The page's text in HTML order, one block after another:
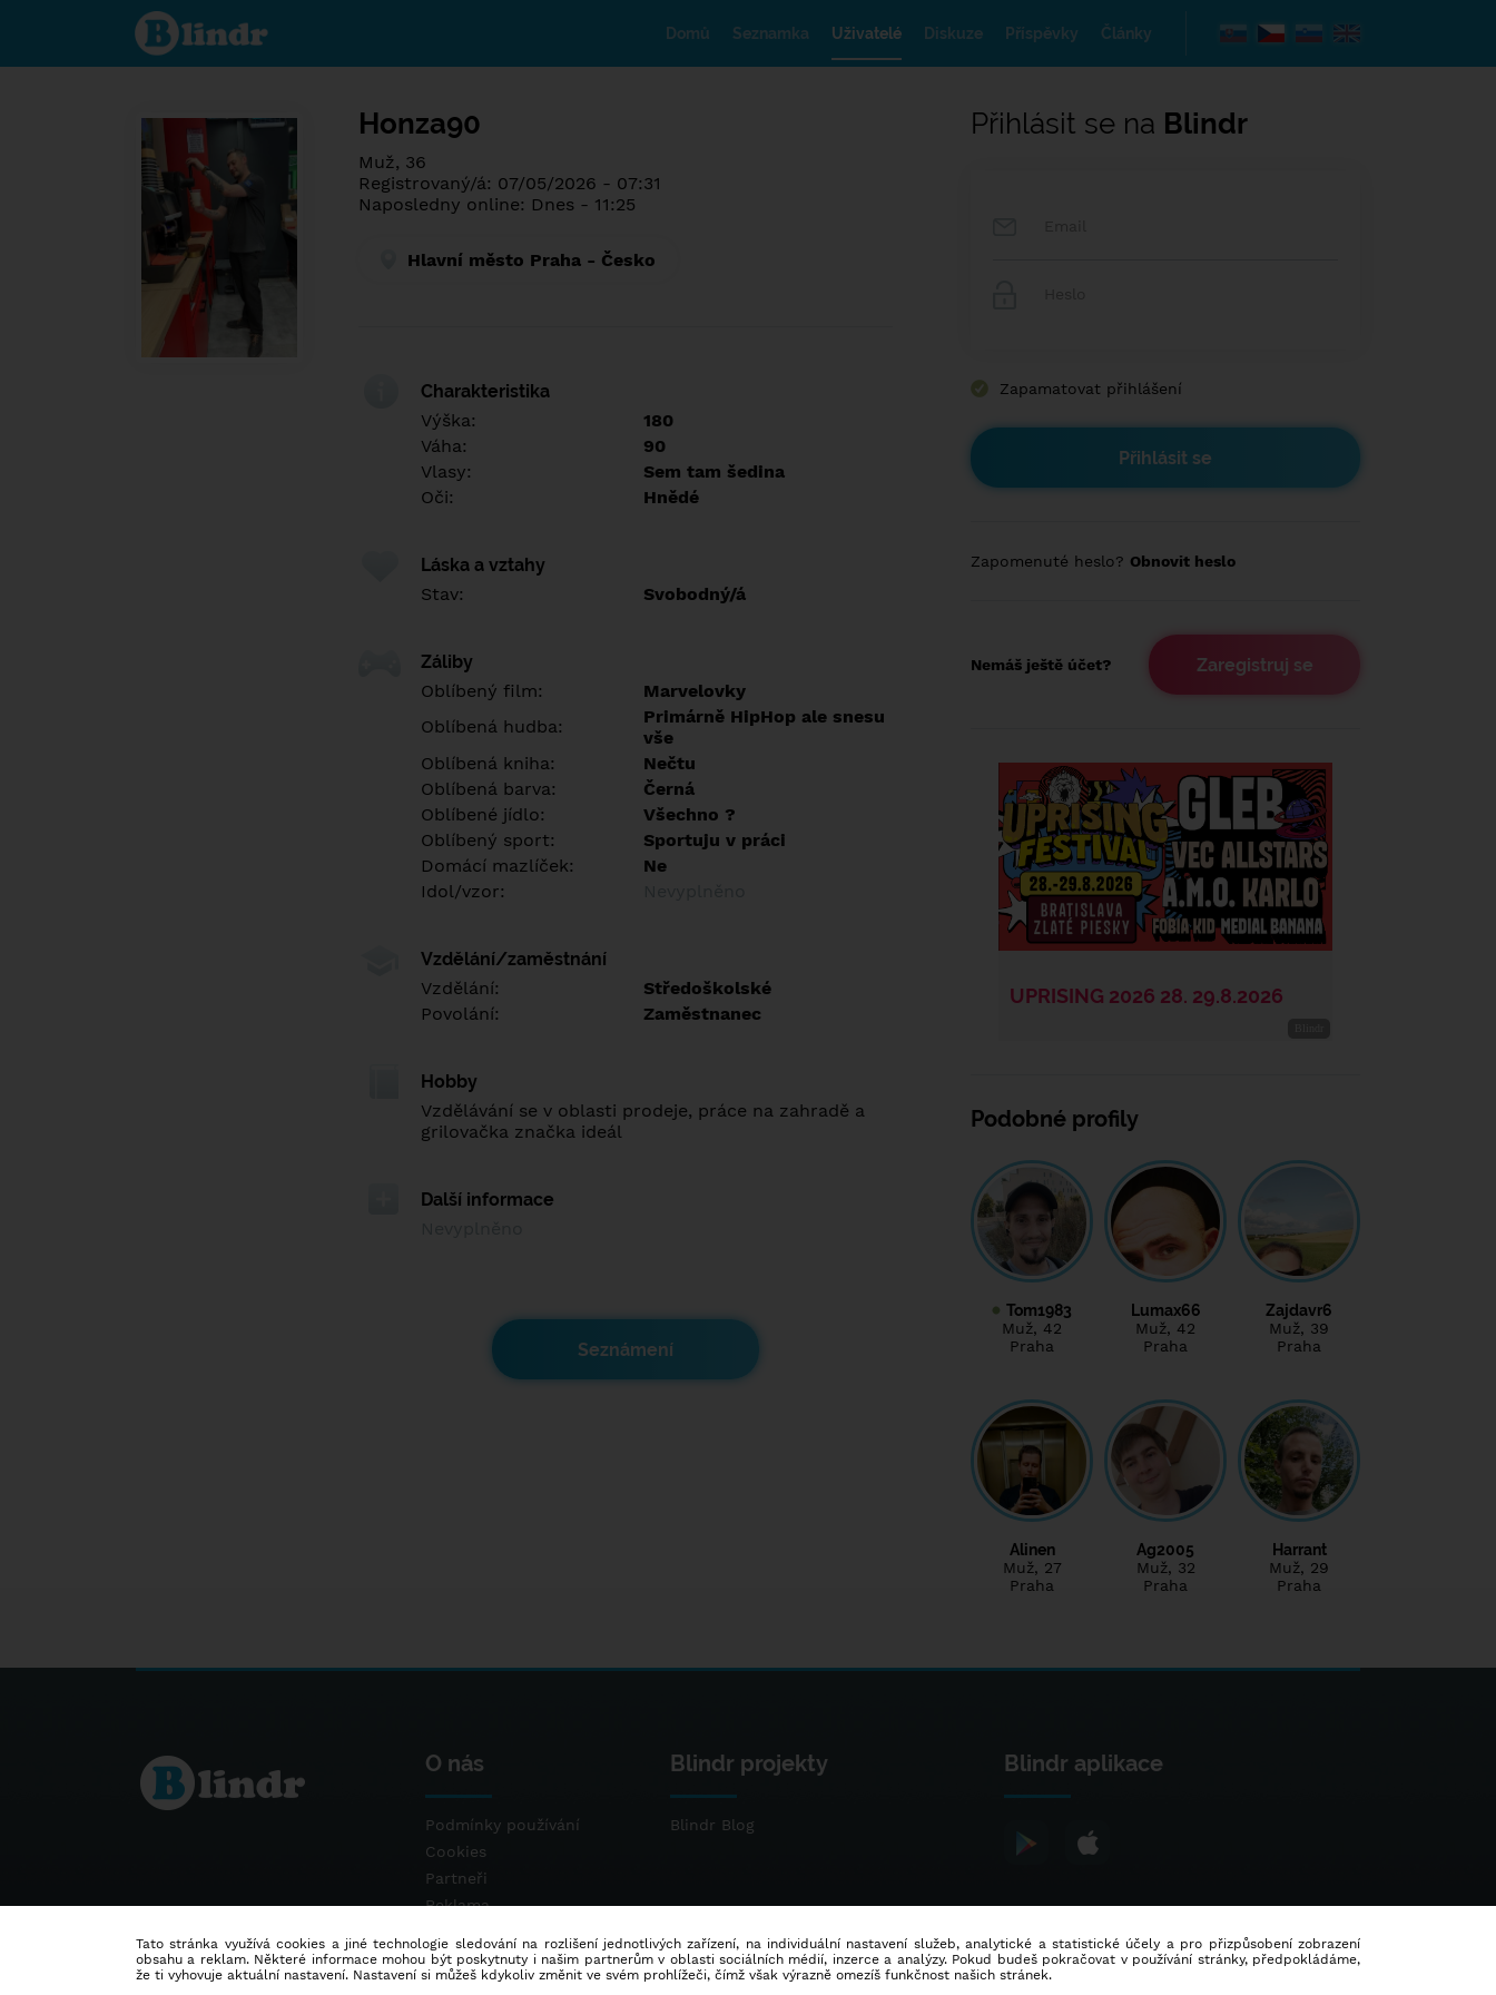
Poznej co je
pod maskou.
Seznamovací
Domů Seznamka Uživatelé Diskuze Příspěvky Články
Honza90
Muž, 36
Registrovaný/á: 07/05/2026 - 07:31
Naposledny online: Dnes - 11:25
Hlavní město Praha - Česko
Charakteristika
Výška:
180
Váha:
90
Vlasy:
Sem tam šedina
Oči:
Hnědé
Láska a vztahy
Stav:
Svobodný/á
Záliby
Oblíbený film:
Marvelovky
Oblíbená hudba:
Primárně HipHop ale snesu
vše
Oblíbená kniha:
Nečtu
Oblíbená barva:
Černá
Oblíbené jídlo:
Všechno ?
Oblíbený sport:
Sportuju v práci
Domácí mazlíček:
Ne
Idol/vzor:
Vzdělání/zaměstnání
Vzdělání:
Středoškolské
Povolání:
Zaměstnanec
Hobby
Vzdělávání se v oblasti prodeje, práce na zahradě a
grilovačka značka ideál
Další informace
Seznámení
Přihlásit se na Blindr
Zapamatovat přihlášení
Zapomenuté heslo? Obnovit heslo
Nemáš ještě účet? Zaregistruj se
Podobné profily
Tom1983
Muž, 42
Praha
Lumax66
Muž, 42
Praha
Zajdavr6
Muž, 39
Praha
Alinen
Muž, 27
Praha
Ag2005
Muž, 32
Praha
Harrant
Muž, 29
Praha
O nás
Podmínky používání
Cookies
Partneři
Reklama
Blindr projekty
Blindr Blog
Blindr aplikace
Tato stránka využívá cookies a jiné technologie sledování na rozlišení jednotlivých zařízení, na individuální nastavení služeb, analytické a statistické účely a pro přizpůsobení zobrazení
obsahu a reklam. Některé informace mohou být poskytnuty i našim partnerům v oblasti sociálních médií, inzerce a analýzy. Pokud budeš pokračovat v používání stránky, předpokládáme,
že ti vyhovuje aktuální nastavení. Nastavení si můžeš kdykoliv změnit ve svém prohlížeči, čímž však výrazně omezíš funkčnost našich stránek.